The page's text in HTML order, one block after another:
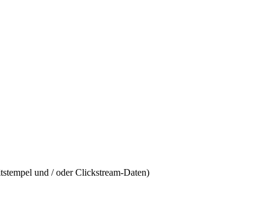
und / oder Clickstream-Daten)